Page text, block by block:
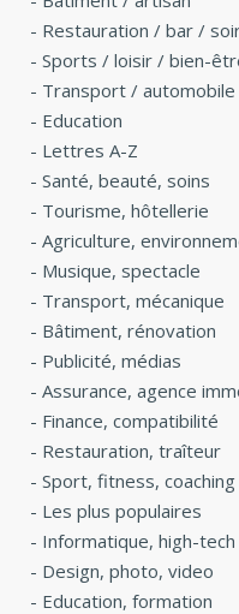
- Restauration / bar /
- Sports / loisir / bien-
- Transport / automobile
- Education
- Lettres A-Z
- Santé, beauté, soins
- Tourisme, hôtellerie
- Agriculture,
- Musique, spectacle
- Transport, mécanique
- Bâtiment, rénovation
- Publicité, médias
- Assurance, agence
- Finance, compatibilité
- Restauration, traîteur
- Sport, fitness, coaching
- Les plus populaires
- Informatique, high-tech
- Design, photo, video
- Education, formation